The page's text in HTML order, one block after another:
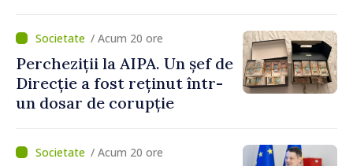
curieri și colectat banii
obținuți ilegal/ Acum 20 ore
Percheziții la AIPA. Un șef de
Direcție a fost reținut într-
un dosar de corupție
/ Acum 20 ore